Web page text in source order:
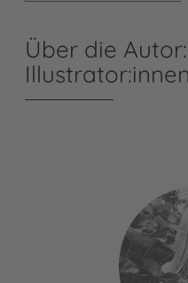
Über die
Illustrator:innen